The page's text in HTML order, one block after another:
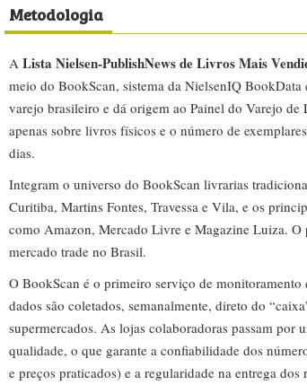
Metodologia
A Lista Nielsen-PublishNews de Livros Mais
meio do BookScan, sistema da NielsenIQ
varejo brasileiro e dá origem ao Painel do Varejo
apenas sobre livros físicos e o número de
dias.
Integram o universo do BookScan livrarias
Curitiba, Martins Fontes, Travessa e Vila, e os
como Amazon, Mercado Livre e Magazine Luiza. O
mercado trade no Brasil.
O BookScan é o primeiro serviço de
dados são coletados, semanalmente, direto do
supermercados. As lojas colaboradoras passam por
qualidade, o que garante a confiabilidade dos
e preços praticados) e a regularidade na entrega